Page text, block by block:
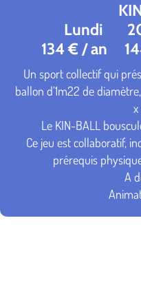
Lundi
134 € / an
Un sport collectif qui
ballon d’1m22 de
x
Le KIN-BALL
Ce jeu est collaboratif,
prérequis
A